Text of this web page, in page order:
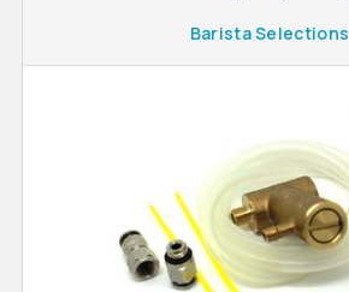
Barista Selections